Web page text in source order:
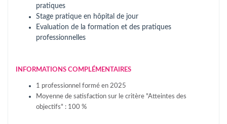
pratiques
Stage pratique en hôpital de jour
Evaluation de la formation et des pratiques
professionnelles
INFORMATIONS COMPLÉMENTAIRES
1 professionnel formé en 2025
Moyenne de satisfaction sur le critère "Atteintes des
objectifs" : 100 %